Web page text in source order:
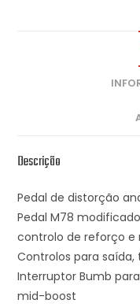
Descrição
Pedal de distorção
Pedal M78
controlo de reforço e
Controlos para
Interruptor Bumb
mid-boost